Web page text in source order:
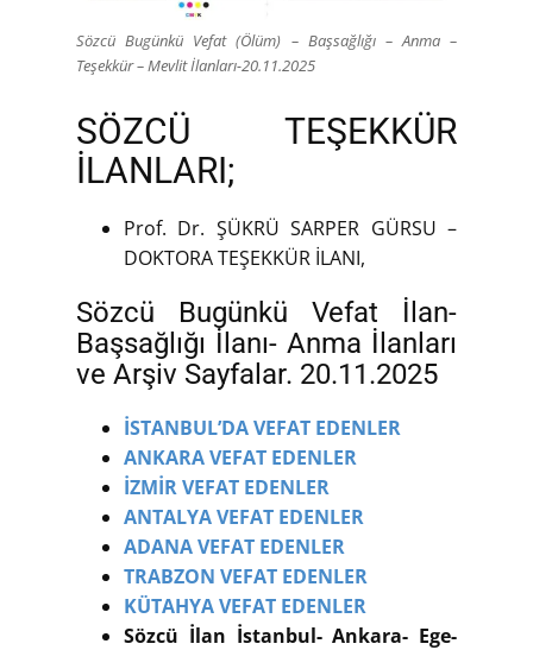
Sözcü Bugünkü Vefat (Ölüm) – Başsağlığı – Anma –
Teşekkür – Mevlit İlanları-20.11.2025
SÖZCÜ TEŞEKKÜR
İLANLARI;
Prof. Dr. ŞÜKRÜ SARPER GÜRSU –
DOKTORA TEŞEKKÜR İLANI,
Sözcü Bugünkü Vefat İlan-
Başsağlığı İlanı- Anma İlanları
ve Arşiv Sayfalar. 20.11.2025
İSTANBUL’DA VEFAT EDENLER
ANKARA VEFAT EDENLER
İZMİR VEFAT EDENLER
ANTALYA VEFAT EDENLER
ADANA VEFAT EDENLER
TRABZON VEFAT EDENLER
KÜTAHYA VEFAT EDENLER
Sözcü İlan İstanbul- Ankara- Ege-